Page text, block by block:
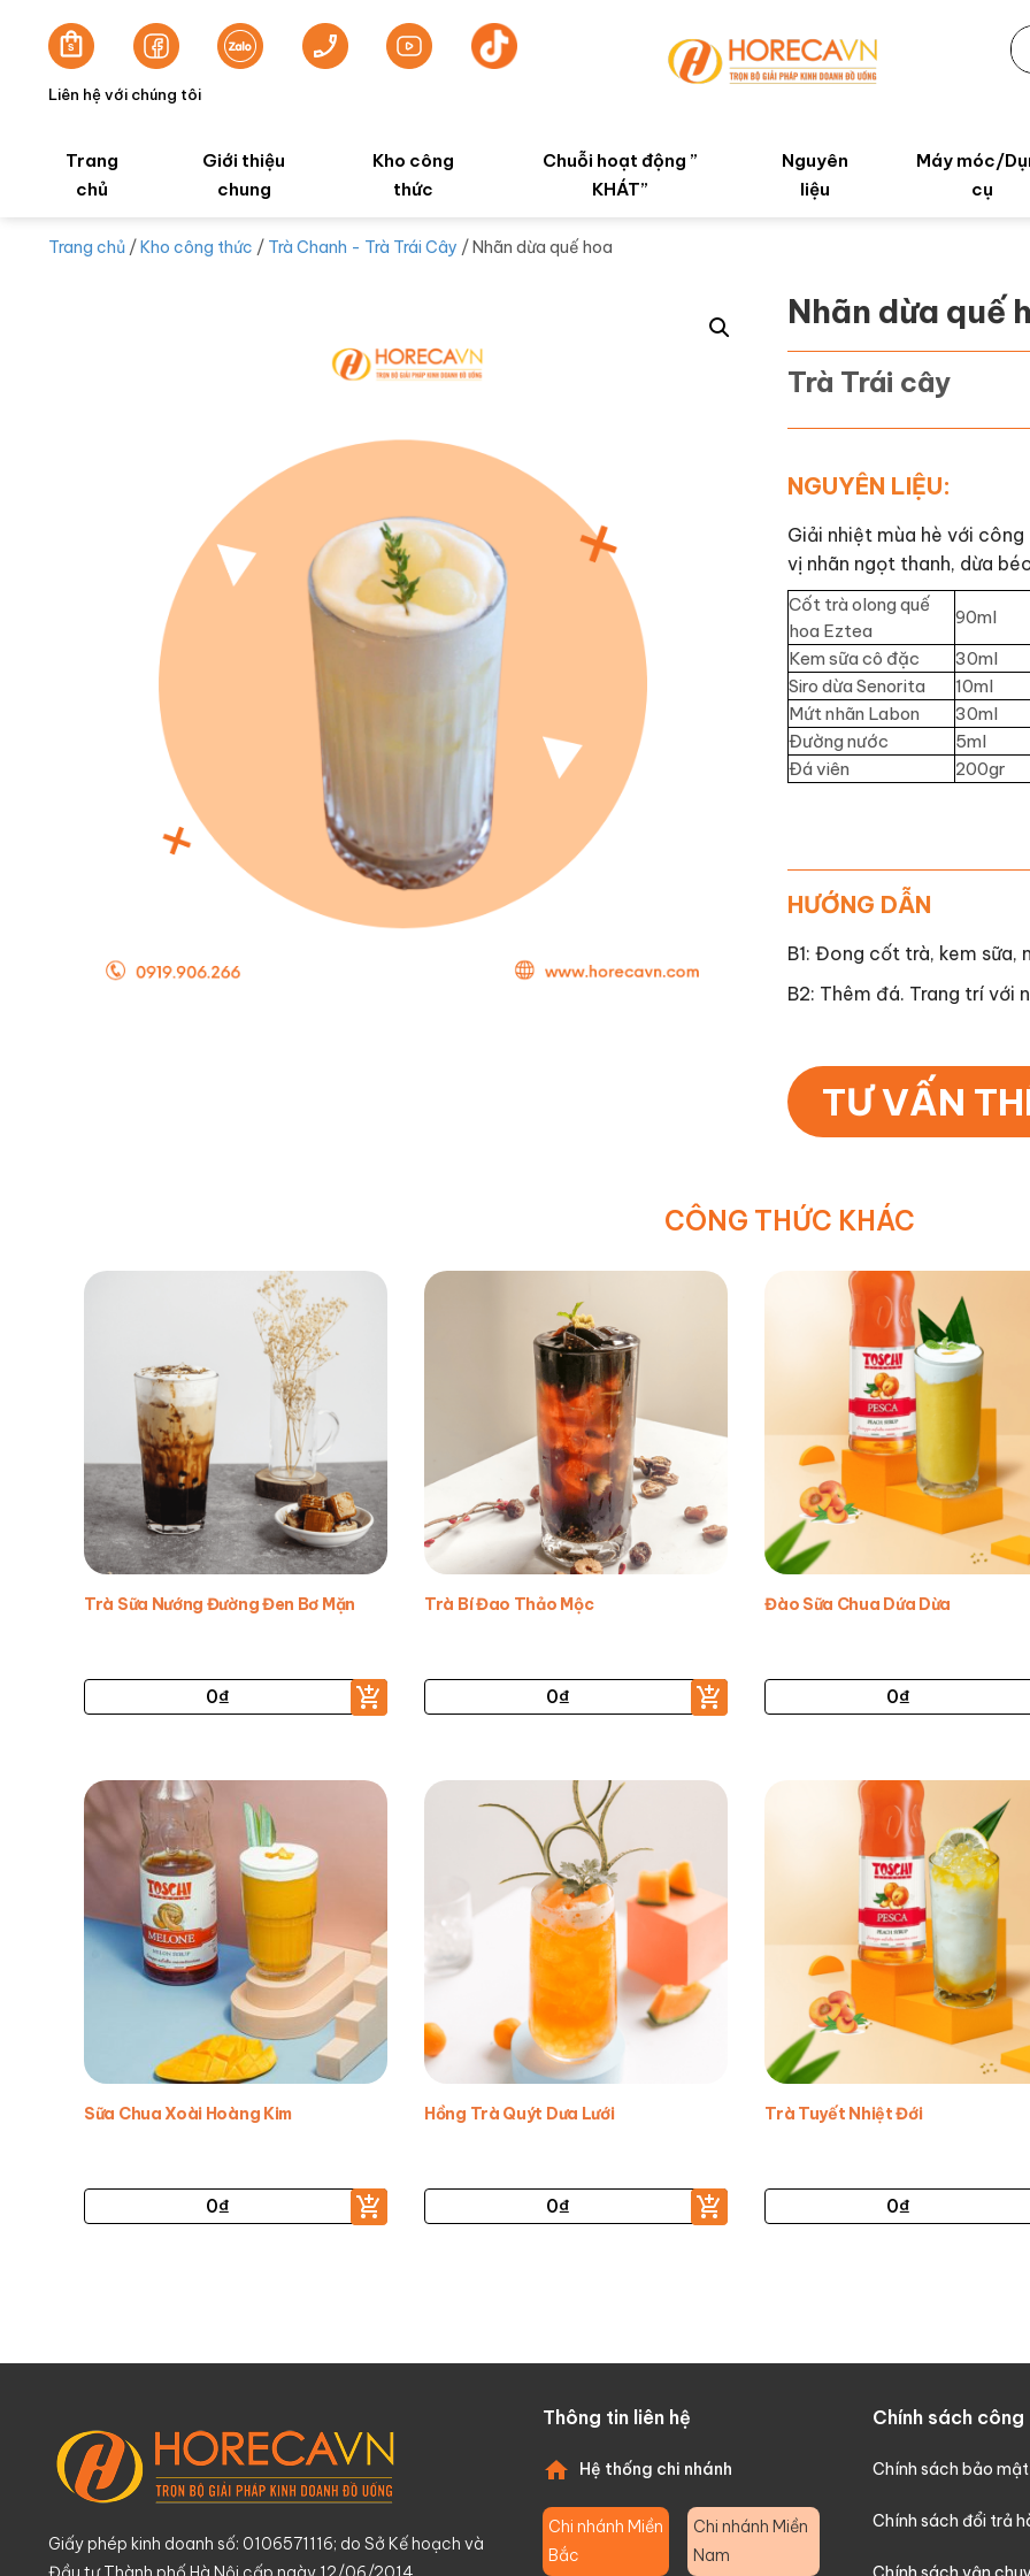
Liên hệ với chúng tôi
Trang
chủ
Giới thiệu
chung
Kho công
thức
Chuỗi hoạt động ”
KHÁT”
Nguyên
liệu
Máy móc/
cụ
Trang chủ /Kho công thức / Trà Chanh - Trà Trái Cây / Nhãn dừa quế hoa
Nhãn dừa quế
Trà Trái cây
NGUYÊN LIỆU:
Giải nhiệt mùa hè với
vị nhãn ngọt thanh, dừa
Cốt trà olong quế
hoa Eztea
90ml
Kem sữa cô đặc
30ml
Siro dừa Senorita
10ml
Mứt nhãn Labon
30ml
Đường nước
5ml
Đá viên
200gr
HƯỚNG DẪN
B1: Đong cốt trà, kem sữa,
B2: Thêm đá. Trang trí với
TƯ VẤN
CÔNG THỨC KHÁC
Trà Sữa Nướng Đường Đen Bơ Mặn
0₫
Trà Bí Đao Thảo Mộc
0₫
Đào Sữa Chua Dứa Dừa
0₫
Sữa Chua Xoài Hoàng Kim
0₫
Hồng Trà Quýt Dưa Lưới
0₫
Trà Tuyết Nhiệt Đới
0₫
Giấy phép kinh doanh số: 0106571116; do Sở Kế hoạch và
Thông tin liên hệ
Hệ thống chi nhánh
Chi nhánh Miền
Bắc
Chi nhánh Miền
Nam
Chính sách công
Chính sách bảo mật
Chính sách đổi trả